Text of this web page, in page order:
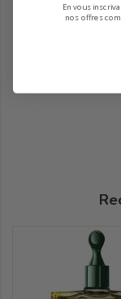
En vous
nos offres